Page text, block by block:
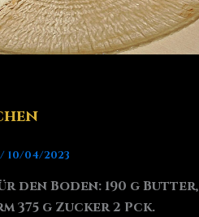
/ 10/04/2023
den Boden: 190 g Butter,
375 g Zucker 2 Pck.